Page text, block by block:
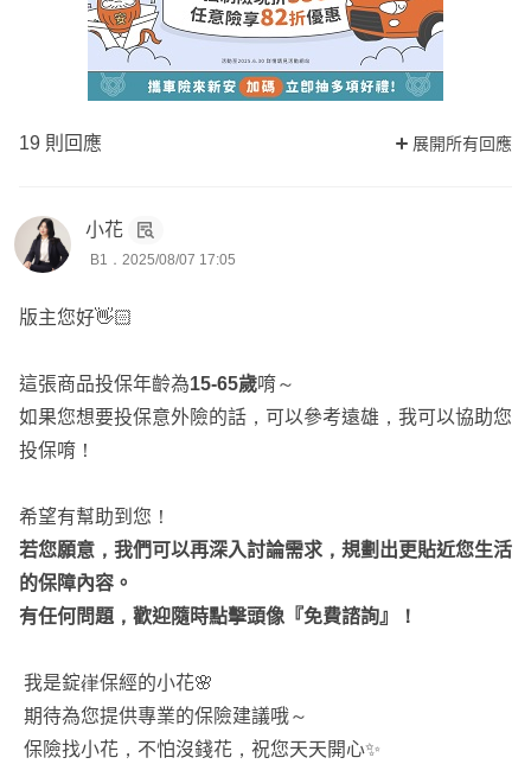
19 則回應 展開所有回應
小花
B1．2025/08/07 17:05
版主您好👋🏻
這張商品投保年齡為15-65歲唷～
如果您想要投保意外險的話，可以參考遠雄，我可以協助您
投保唷！
希望有幫助到您！
若您願意，我們可以再深入討論需求，規劃出更貼近您生活
的保障內容。
有任何問題，歡迎隨時點擊頭像『免費諮詢』！
我是錠嵂保經的小花🌸
期待為您提供專業的保險建議哦～
保險找小花，不怕沒錢花，祝您天天開心✨